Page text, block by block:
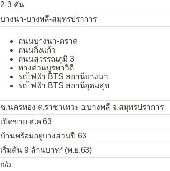
2-3 คัน
บางนา-บางพลี-สมุทรปราการ
ถนนบางนา-ตราด
ถนนกิ่งแก้ว
ถนนสุวรรณภูมิ 3
ทางด่วนบูรพาวิถี
รถไฟฟ้า BTS สถานีบางนา
รถไฟฟ้า BTS สถานีอุดมสุข
ซ.นครทอง ต.ราชาเทวะ อ.บางพลี จ.สมุทรปราการ
เปิดขาย ส.ค.63
บ้านพร้อมอยู่บางส่วนปี 63
เริ่มต้น 9 ล้านบาท* (พ.ย.63)
n/a